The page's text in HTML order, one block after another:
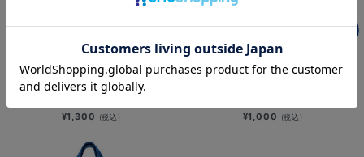
PVCユニフォーム型キーホルダー/野
¥1,300 (税込) ¥1,000 (税込)